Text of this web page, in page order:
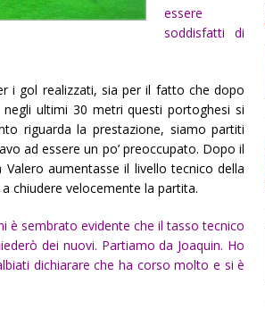
essere
soddisfatti di
i gol realizzati, sia per il fatto che dopo
ultimi 30 metri questi portoghesi si
riguarda la prestazione, siamo partiti
ad essere un po’ preoccupato. Dopo il
aumentasse il livello tecnico della
chiudere velocemente la partita.
è sembrato evidente che il tasso tecnico
dei nuovi. Partiamo da Joaquin. Ho
dichiarare che ha corso molto e si è